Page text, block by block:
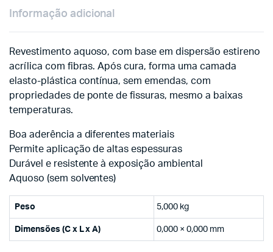
Informação adicional
Revestimento aquoso, com base em dispersão estireno
acrílica com fibras. Após cura, forma uma camada
elasto-plástica contínua, sem emendas, com
propriedades de ponte de fissuras, mesmo a baixas
temperaturas.
Boa aderência a diferentes materiais
Permite aplicação de altas espessuras
Durável e resistente à exposição ambiental
Aquoso (sem solventes)
Peso 5,000 kg
Dimensões (C x L x A) 0,000 × 0,000 mm